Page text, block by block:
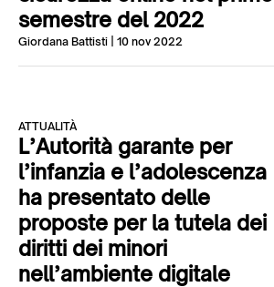
semestre del 2022
Giordana Battisti | 10 nov 2022
ATTUALITÀ
L’Autorità garante per
l’infanzia e l’adolescenza
ha presentato delle
proposte per la tutela dei
diritti dei minori
nell’ambiente digitale